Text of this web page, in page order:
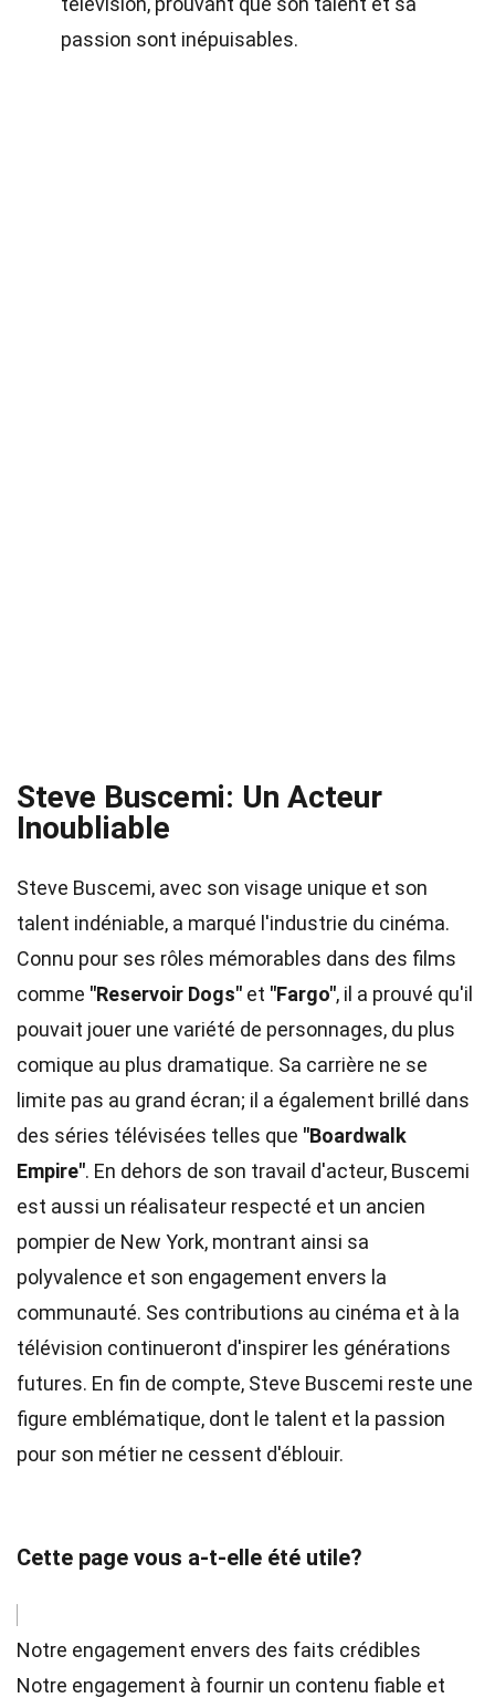
passion sont inépuisables.
Steve Buscemi: Un Acteur
Inoubliable
Steve Buscemi, avec son visage unique et son
talent indéniable, a marqué l'industrie du cinéma.
Connu pour ses rôles mémorables dans des films
comme "Reservoir Dogs" et "Fargo", il a prouvé qu'il
pouvait jouer une variété de personnages, du plus
comique au plus dramatique. Sa carrière ne se
limite pas au grand écran; il a également brillé dans
des séries télévisées telles que "Boardwalk
Empire". En dehors de son travail d'acteur, Buscemi
est aussi un réalisateur respecté et un ancien
pompier de New York, montrant ainsi sa
polyvalence et son engagement envers la
communauté. Ses contributions au cinéma et à la
télévision continueront d'inspirer les générations
futures. En fin de compte, Steve Buscemi reste une
figure emblématique, dont le talent et la passion
pour son métier ne cessent d'éblouir.
Cette page vous a-t-elle été utile?
Notre engagement envers des faits crédibles
Notre engagement à fournir un contenu fiable et